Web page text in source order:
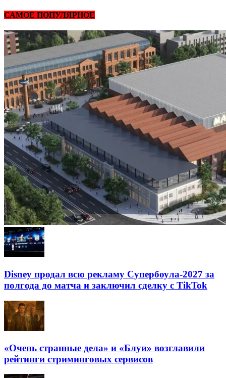
САМОЕ ПОПУЛЯРНОЕ
Disney продал всю рекламу Супербоула-2027 за
полгода до матча и заключил сделку с TikTok
«Очень странные дела» и «Блуи» возглавили
рейтинги стриминговых сервисов